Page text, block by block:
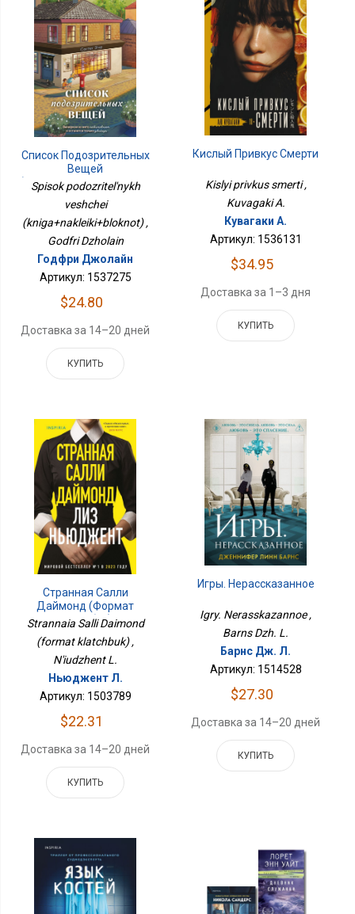
Список Подозрительных
Вещей
Spisok podozritel'nykh
veshchei
(kniga+nakleiki+bloknot) ,
Godfri Dzholain
Годфри Джолайн
Артикул: 1537275
$24.80
Доставка за 14–20 дней
КУПИТЬ
Кислый Привкус Смерти
Kislyi privkus smerti ,
Kuvagaki A.
Кувагаки А.
Артикул: 1536131
$34.95
Доставка за 1–3 дня
КУПИТЬ
Странная Салли
Даймонд (формат
Клатчбук)
Strannaia Salli Daimond
(format klatchbuk) ,
N'iudzhent L.
Ньюджент Л.
Артикул: 1503789
$22.31
Доставка за 14–20 дней
КУПИТЬ
Игры. Нерассказанное
Igry. Nerasskazannoe ,
Barns Dzh. L.
Барнс Дж. Л.
Артикул: 1514528
$27.30
Доставка за 14–20 дней
КУПИТЬ